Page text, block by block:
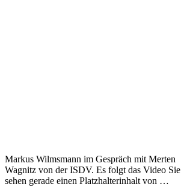
Markus Wilmsmann im Gespräch mit Merten
Wagnitz von der ISDV. Es folgt das Video Sie
sehen gerade einen Platzhalterinhalt von …